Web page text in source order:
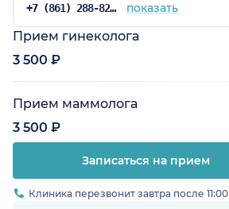
+7 (861) 288-82-71 показать
Прием гинеколога
3 500 ₽
Прием маммолога
3 500 ₽
Записаться на прием
Клиника перезвонит завтра после 11:00